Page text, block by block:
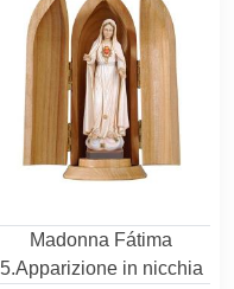
Madonna Fátima
5.Apparizione in nicchia